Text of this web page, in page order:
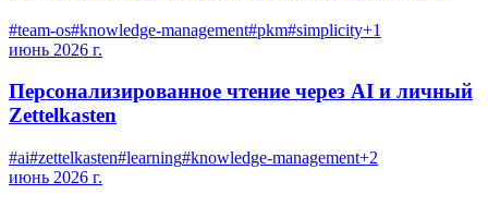
#team-os#knowledge-management#pkm#simplicity+1
июнь 2026 г.
Персонализированное чтение через AI и личный
Zettelkasten
#ai#zettelkasten#learning#knowledge-management+2
июнь 2026 г.